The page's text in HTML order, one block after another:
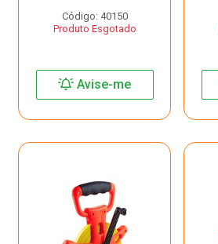
Código: 40150
Produto Esgotado
Avise-me